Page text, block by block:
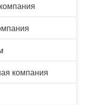
компания